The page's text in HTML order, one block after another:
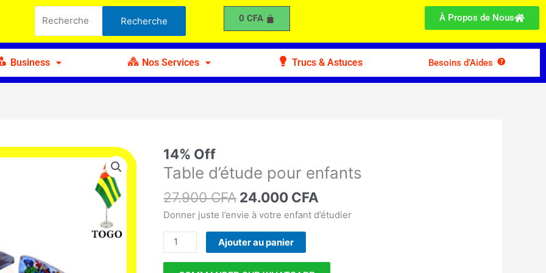
pour :
Recherche 0 CFA À Propos de Nous
Business Nos Services Trucs & Astuces Besoins d’Aides
14% Off
Table d’étude pour enfants
27.900CFA
prix
initial
était :
27.900 CFA.
24.000 CFA
prix
actuel
24.000 CFA.
Donner juste l’envie à votre enfant d’étudier
quantité
de
Table
d'étude
pour
Ajouter au panier
était :
27.900 CFA.
est :